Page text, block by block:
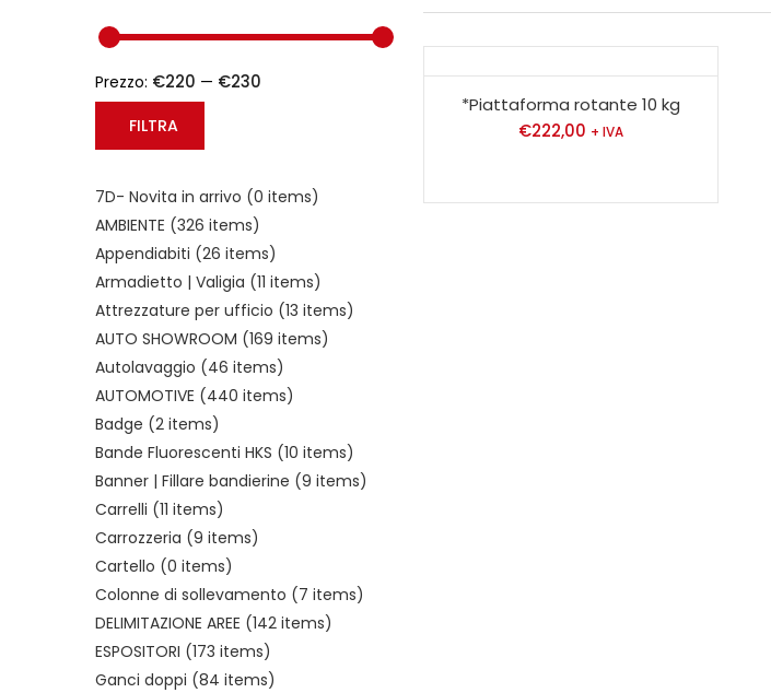
*Piattaforma rotante 10 kg
€222,00 + IVA
FILTRA
Prezzo: €220 — €230
7D- Novita in arrivo (0 items)
AMBIENTE (326 items)
Appendiabiti (26 items)
Armadietto | Valigia (11 items)
Attrezzature per ufficio (13 items)
AUTO SHOWROOM (169 items)
Autolavaggio (46 items)
AUTOMOTIVE (440 items)
Badge (2 items)
Bande Fluorescenti HKS (10 items)
Banner | Fillare bandierine (9 items)
Carrelli (11 items)
Carrozzeria (9 items)
Cartello (0 items)
Colonne di sollevamento (7 items)
DELIMITAZIONE AREE (142 items)
ESPOSITORI (173 items)
Ganci doppi (84 items)